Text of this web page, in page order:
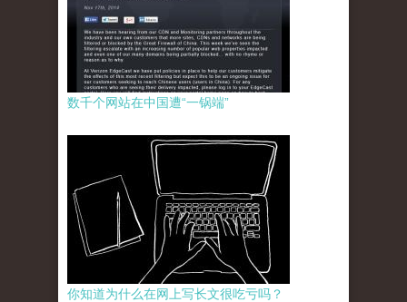
数千个网站在中国遭“一锅端”
你知道为什么在网上写长文很吃亏吗？